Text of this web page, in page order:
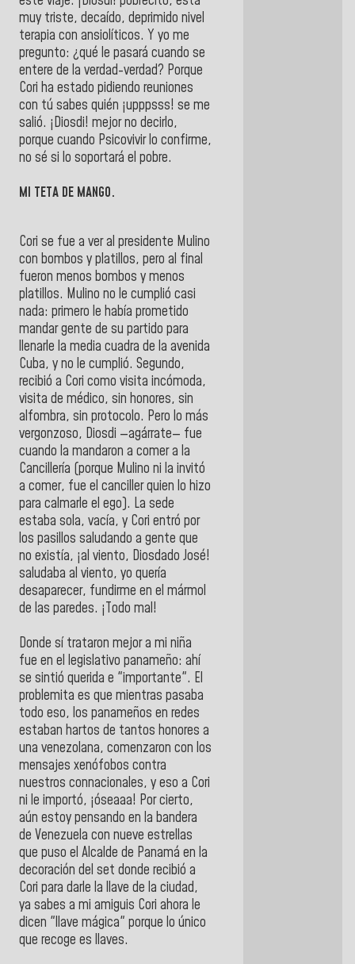
muy triste, decaído, deprimido nivel
terapia con ansiolíticos. Y yo me
pregunto: ¿qué le pasará cuando se
entere de la verdad-verdad? Porque
Cori ha estado pidiendo reuniones
con tú sabes quién ¡upppsss! se me
salió. ¡Diosdi! mejor no decirlo,
porque cuando Psicovivir lo confirme,
no sé si lo soportará el pobre.
MI TETA DE MANGO.
Cori se fue a ver al presidente Mulino
con bombos y platillos, pero al final
fueron menos bombos y menos
platillos. Mulino no le cumplió casi
nada: primero le había prometido
mandar gente de su partido para
llenarle la media cuadra de la avenida
Cuba, y no le cumplió. Segundo,
recibió a Cori como visita incómoda,
visita de médico, sin honores, sin
alfombra, sin protocolo. Pero lo más
vergonzoso, Diosdi —agárrate— fue
cuando la mandaron a comer a la
Cancillería (porque Mulino ni la invitó
a comer, fue el canciller quien lo hizo
para calmarle el ego). La sede
estaba sola, vacía, y Cori entró por
los pasillos saludando a gente que
no existía, ¡al viento, Diosdado José!
saludaba al viento, yo quería
desaparecer, fundirme en el mármol
de las paredes. ¡Todo mal!
Donde sí trataron mejor a mi niña
fue en el legislativo panameño: ahí
se sintió querida e "importante". El
problemita es que mientras pasaba
todo eso, los panameños en redes
estaban hartos de tantos honores a
una venezolana, comenzaron con los
mensajes xenófobos contra
nuestros connacionales, y eso a Cori
ni le importó, ¡óseaaa! Por cierto,
aún estoy pensando en la bandera
de Venezuela con nueve estrellas
que puso el Alcalde de Panamá en la
decoración del set donde recibió a
Cori para darle la llave de la ciudad,
ya sabes a mi amiguis Cori ahora le
dicen "llave mágica" porque lo único
que recoge es llaves.